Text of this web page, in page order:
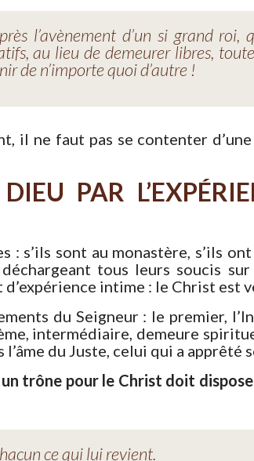
l’avènement d’un si grand
au lieu de demeurer libres,
de n’importe quoi d’autre !
il ne faut pas se contenter
PAR
: s’ils sont au monastère, s’ils
tous leurs soucis
intime : le Christ est
du Seigneur : le premier,
intermédiaire, demeure
l’âme du Juste, celui qui a
trône pour le Christ doit
ce qui lui revient.